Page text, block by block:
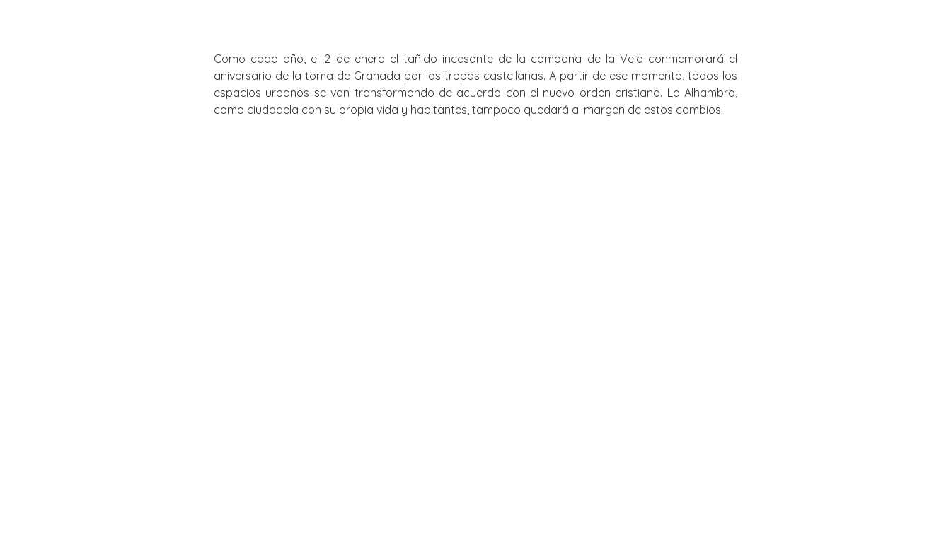
Como cada año, el 2 de enero el tañido incesante de la campana de la Vela conmemorará el
aniversario de la toma de Granada por las tropas castellanas. A partir de ese momento, todos los
espacios urbanos se van transformando de acuerdo con el nuevo orden cristiano. La Alhambra,
como ciudadela con su propia vida y habitantes, tampoco quedará al margen de estos cambios.